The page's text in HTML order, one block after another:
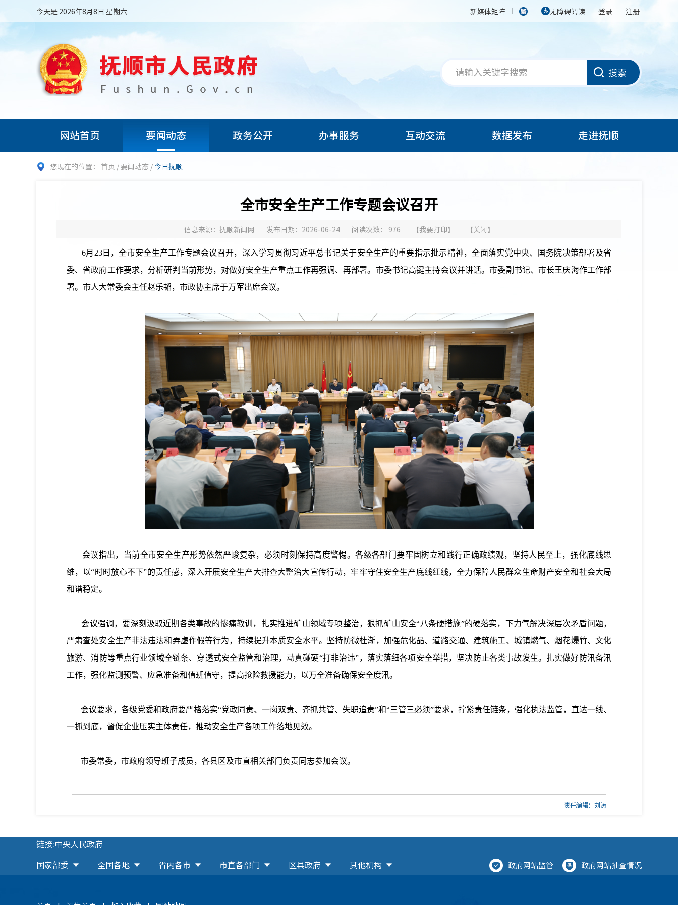
今天是 2026年8月8日 星期六 新媒体矩阵 无障碍阅读 登录 注册
搜索
网站首页 要闻动态 政务公开 办事服务 互动交流 数据发布 走进抚顺
您现在的位置： 首页 / 要闻动态 /今日抚顺
全市安全生产工作专题会议召开
信息来源：抚顺新闻网 发布日期：2026-06-24 阅读次数： 976 【我要打印】 【关闭】
6月23日，全市安全生产工作专题会议召开，深入学习贯彻习近平总书记关于安全生产的重要指示批示精神，全面落实党中央、国务院决策部署及省
委、省政府工作要求，分析研判当前形势，对做好安全生产重点工作再强调、再部署。市委书记高键主持会议并讲话。市委副书记、市长王庆海作工作部
署。市人大常委会主任赵乐韬，市政协主席于万军出席会议。
会议指出，当前全市安全‌生产形势依然严峻复杂，必须时刻保持高度警惕。各级各部门要牢固树立和践行正确政绩观，坚持人民至上，强化底线思
维，以“时时放心不下”的责任感，深入开展安全生产大排查大整治大宣传行动，牢牢守住安全生产底线红线，全力保障人民群众生命财产安全和社会大局
和谐稳定。
会议强调，要深刻汲取近期各类事故的惨痛教训，扎实推进矿山领域专项整治，狠抓矿山安全“八条硬措施”的硬落实，下力气解决深层次矛盾问题，
严肃查处安全生产非法违法和弄虚作假等行为，持续提升本质安全水平。坚持防微杜渐，加强危化品、道路交通、建筑施工、城镇燃气、烟花爆竹、文化
旅游、消防等重点行业领域全链条、穿透式安全监管和治理，动真碰硬“打非治违”，落实落细各项安全举措，坚决防止各类事故发生。扎实做好防汛备汛
工作，强化监测预警、应急准备和值班值守，提高抢险救援能力，以万全准备确保安全度汛。
会议要求，各级党委和政府要严格落实“党政同责、一岗双责、齐抓共管、失职追责”和“三管三必须”要求，拧紧责任链条，强化执法监管，直达一线、
一抓到底，督促企业压实主体责任，推动安全生产各项工作落地见效。
市委常委，市政府领导班子成员，各县区及市直相关部门负责同志参加会议。
责任编辑：刘涛
链接:中央人民政府
国家部委
全国各地 省内各市 市直各部门 区县政府 其他机构 政府网站监管 政府网站抽查情况